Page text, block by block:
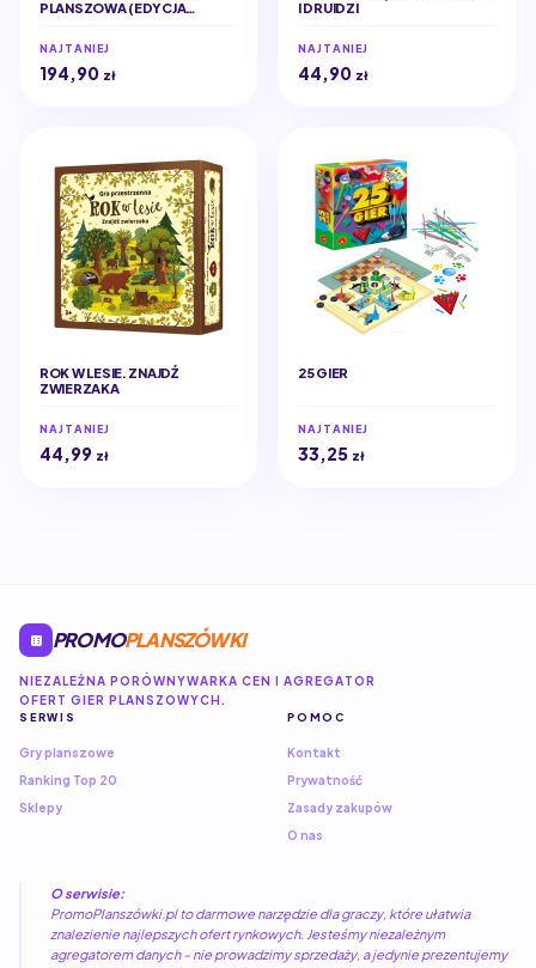
PLANSZOWA (EDYCJA
NAJTANIEJ
194,90 zł
I DRUIDZI
NAJTANIEJ
44,90 zł
ROK W LESIE. ZNAJDŹ
ZWIERZAKA
NAJTANIEJ
44,99 zł
25 GIER
NAJTANIEJ
33,25 zł
PROMOPLANSZÓWKI
NIEZALEŻNA PORÓWNYWARKA CEN I AGREGATOR
OFERT GIER PLANSZOWYCH.
SERWIS
Gry planszowe
Ranking Top 20
Sklepy
POMOC
Kontakt
Prywatność
Zasady zakupów
O nas
O serwisie:
PromoPlanszówki.pl to darmowe narzędzie dla graczy, które ułatwia
znalezienie najlepszych ofert rynkowych. Jesteśmy niezależnym
agregatorem danych – nie prowadzimy sprzedaży, a jedynie prezentujemy